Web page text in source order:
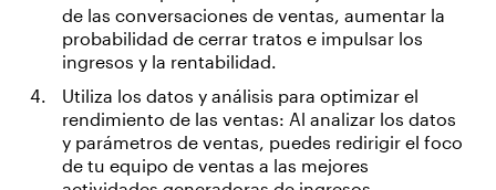
de las conversaciones de ventas, aumentar la
probabilidad de cerrar tratos e impulsar los
ingresos y la rentabilidad.
Utiliza los datos y análisis para optimizar el
rendimiento de las ventas: Al analizar los datos
y parámetros de ventas, puedes redirigir el foco
de tu equipo de ventas a las mejores